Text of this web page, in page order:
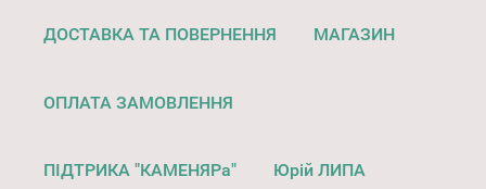
ДОСТАВКА ТА ПОВЕРНЕННЯ МАГАЗИН
ОПЛАТА ЗАМОВЛЕННЯ
ПІДТРИКА "КАМЕНЯРа" Юрій ЛИПА